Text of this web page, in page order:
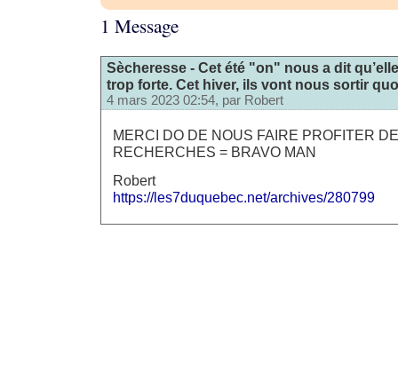
1 Message
Sècheresse - Cet été "on" nous a dit
trop forte. Cet hiver, ils vont nous sortir
4 mars 2023 02:54, par Robert
MERCI DO DE NOUS FAIRE PROFITER
RECHERCHES = BRAVO MAN
Robert
https://les7duquebec.net/archives/280799